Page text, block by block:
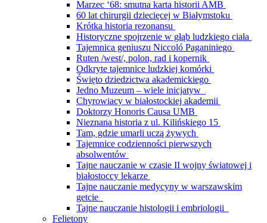
Marzec ‘68: smutna karta historii AMB
60 lat chirurgii dziecięcej w Białymstoku
Krótka historia rezonansu
Historyczne spojrzenie w głąb ludzkiego ciała
Tajemnica geniuszu Niccoló Paganiniego
Ruten /west/, polon, rad i kopernik
Odkryte tajemnice ludzkiej komórki
Święto dziedzictwa akademickiego
Jedno Muzeum – wiele inicjatyw
Chyrowiacy w białostockiej akademii
Doktorzy Honoris Causa UMB
Nieznana historia z ul. Kilińskiego 15
Tam, gdzie umarli uczą żywych
Tajemnice codzienności pierwszych
absolwentów
Tajne nauczanie w czasie II wojny światowej i
białostoccy lekarze
Tajne nauczanie medycyny w warszawskim
getcie
Tajne nauczanie histologii i embriologii
Felietony